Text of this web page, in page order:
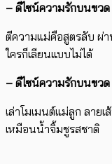
– ดีไซน์ความรักบนขวด
ตีความแม่คือสูตรลับ
ใครก็เลียนแบบไม่ได้
– ดีไซน์ความรักบนขวด
เล่าโมเมนต์แม่ลูก ลาย
เหมือนน้ำจิ้มชูรสชาติ